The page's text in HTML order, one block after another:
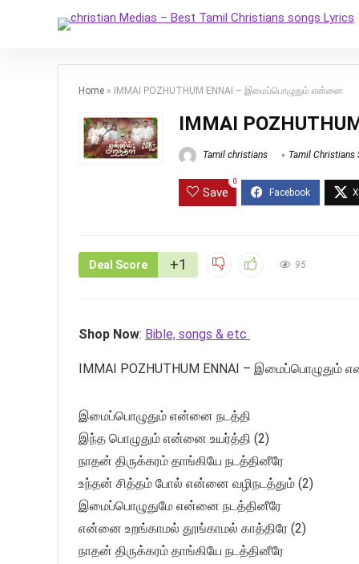
Home » IMMAI POZHUTHUM ENNAI – இமைப்பொழுதும் என்னை
IMMAI
Tamil christians Tamil Christians
Save
0
Deal Score +1 95
Shop Now: Bible, songs & etc
IMMAI POZHUTHUM ENNAI – இமைப்பொழுதும்
இமைப்பொழுதும் என்னை நடத்தி
இந்த பொழுதும் என்னை உயர்த்தி (2)
நாதன் திருக்கரம் தாங்கியே நடத்தினீரே
உந்தன் சித்தம் போல் என்னை வழிநடத்தும் (2)
இமைப்பொழுதுமே என்னை நடத்தினீரே
என்னை உறங்காமல் தூங்காமல் காத்திரே (2)
நாதன் திருக்கரம் தாங்கியே நடத்தினீரே